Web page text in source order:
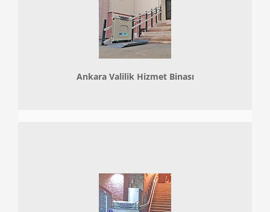
Ankara Valilik Hizmet Binası